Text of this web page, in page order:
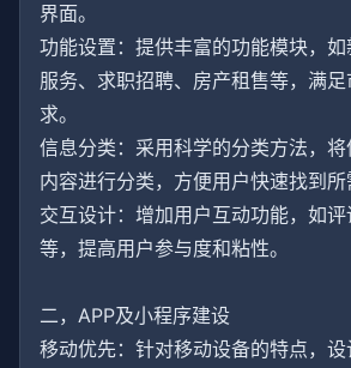
界面。
功能设置：提供丰富的功能模块，
服务、求职招聘、房产租售等，满
求。
信息分类：采用科学的分类方法，
内容进行分类，方便用户快速找到所
交互设计：增加用户互动功能，如
等，提高用户参与度和粘性。
二，APP及小程序建设
移动优先：针对移动设备的特点，